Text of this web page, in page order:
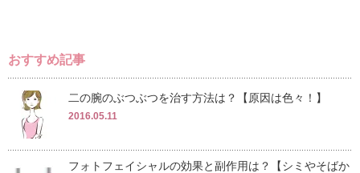
おすすめ記事
二の腕のぶつぶつを治す方法は？【原因は色々！】
2016.05.11
フォトフェイシャルの効果と副作用は？【シミやそばか